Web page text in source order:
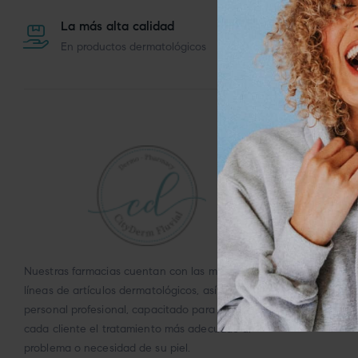
La más alta calidad
En productos dermatológicos
Nuestras farmacias cuentan con las mejores
líneas de artículos dermatológicos, así como
personal profesional, capacitado para brindar a
cada cliente el tratamiento más adecuado al
problema o necesidad de su piel.
MAPA
Blog